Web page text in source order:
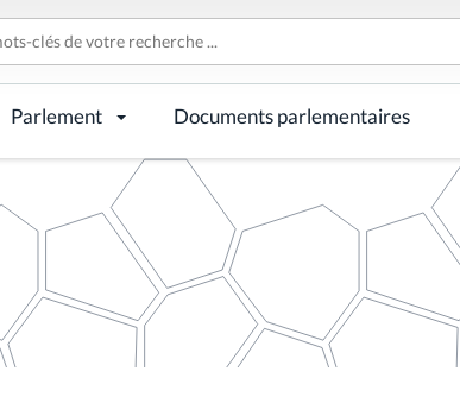
Parlement Documents parlementaires